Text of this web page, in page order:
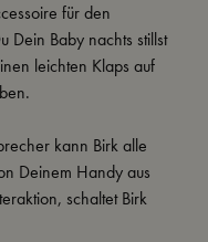
für den
Dein Baby nachts stillst
leichten Klaps auf
kann Birk alle
Deinem Handy aus
schaltet Birk